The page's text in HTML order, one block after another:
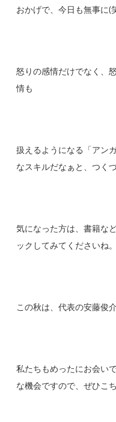
おかげで、今日も無事に(
怒りの感情だけでなく、
情も
扱えるようになる「アン
なスキルだなぁと、つく
気になった方は、書籍な
ックしてみてくださいね
この秋は、代表の安藤俊
私たちもめったにお会い
な機会ですので、ぜひこ